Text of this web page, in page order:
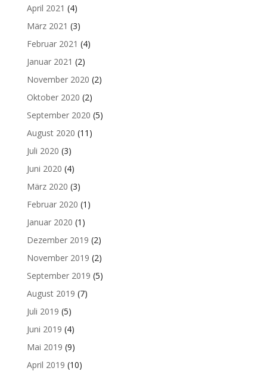
April 2021 (4)
März 2021 (3)
Februar 2021 (4)
Januar 2021 (2)
November 2020 (2)
Oktober 2020 (2)
September 2020 (5)
August 2020 (11)
Juli 2020 (3)
Juni 2020 (4)
März 2020 (3)
Februar 2020 (1)
Januar 2020 (1)
Dezember 2019 (2)
November 2019 (2)
September 2019 (5)
August 2019 (7)
Juli 2019 (5)
Juni 2019 (4)
Mai 2019 (9)
April 2019 (10)